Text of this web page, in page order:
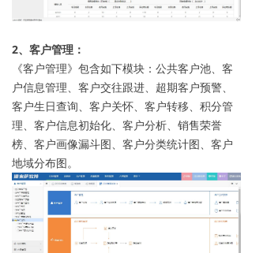
2、客户管理：
《客户管理》包含如下模块：公共客户池、客
户信息管理、客户交往跟进、超期客户预警、
客户生日查询、客户关怀、客户转移、积分管
理、客户信息初始化、客户分析、销售荣誉
榜、客户画像漏斗图、客户分类统计图、客户
地域分布图。